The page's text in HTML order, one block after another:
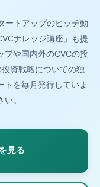
ートアップのピッチ動
ナレッジ講座」も提
プや国内外のCVCの投
資戦略についての独
トを毎月発行していま
。
見る